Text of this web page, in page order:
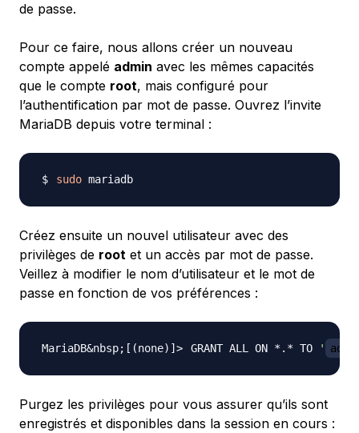
de passe.
Pour ce faire, nous allons créer un nouveau
compte appelé admin avec les mêmes capacités
que le compte root, mais configuré pour
l’authentification par mot de passe. Ouvrez l’invite
MariaDB depuis votre terminal :
sudo
Créez ensuite un nouvel utilisateur avec des
privilèges de root et un accès par mot de passe.
Veillez à modifier le nom d’utilisateur et le mot de
passe en fonction de vos préférences :
GRANT ALL ON *.* TO '
Purgez les privilèges pour vous assurer qu’ils sont
enregistrés et disponibles dans la session en cours :